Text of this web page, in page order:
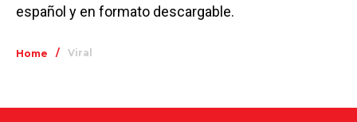
español y en formato descargable.
Home / Viral